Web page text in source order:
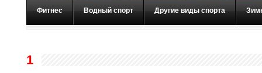
Фитнес Водный спорт Другие виды спорта
1